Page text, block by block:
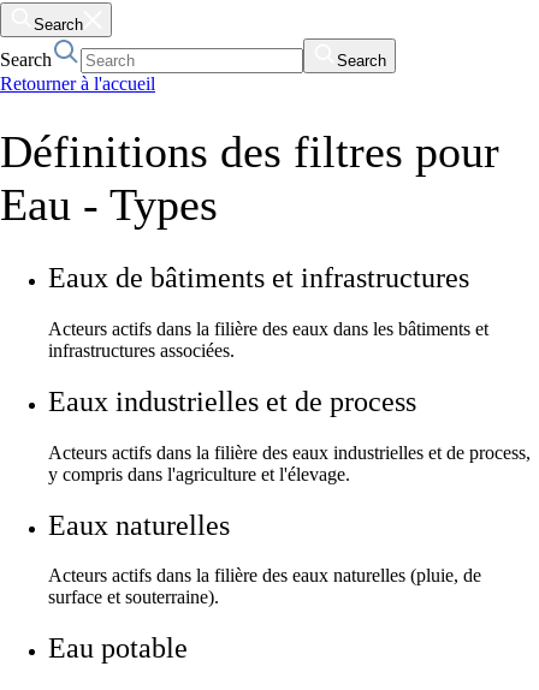
Search
Search Search
Retourner à l'accueil
Définitions des filtres pour
Eau - Types
Eaux de bâtiments et infrastructures
Acteurs actifs dans la filière des eaux dans les bâtiments et
infrastructures associées.
Eaux industrielles et de process
Acteurs actifs dans la filière des eaux industrielles et de process,
y compris dans l'agriculture et l'élevage.
Eaux naturelles
Acteurs actifs dans la filière des eaux naturelles (pluie, de
surface et souterraine).
Eau potable